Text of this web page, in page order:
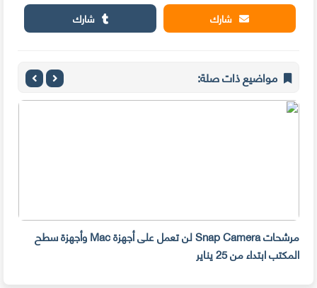
شارك
شارك
مواضيع ذات صلة:
مرشحات Snap Camera لن تعمل على أجهزة Mac وأجهزة سطح
المكتب ابتداء من 25 يناير